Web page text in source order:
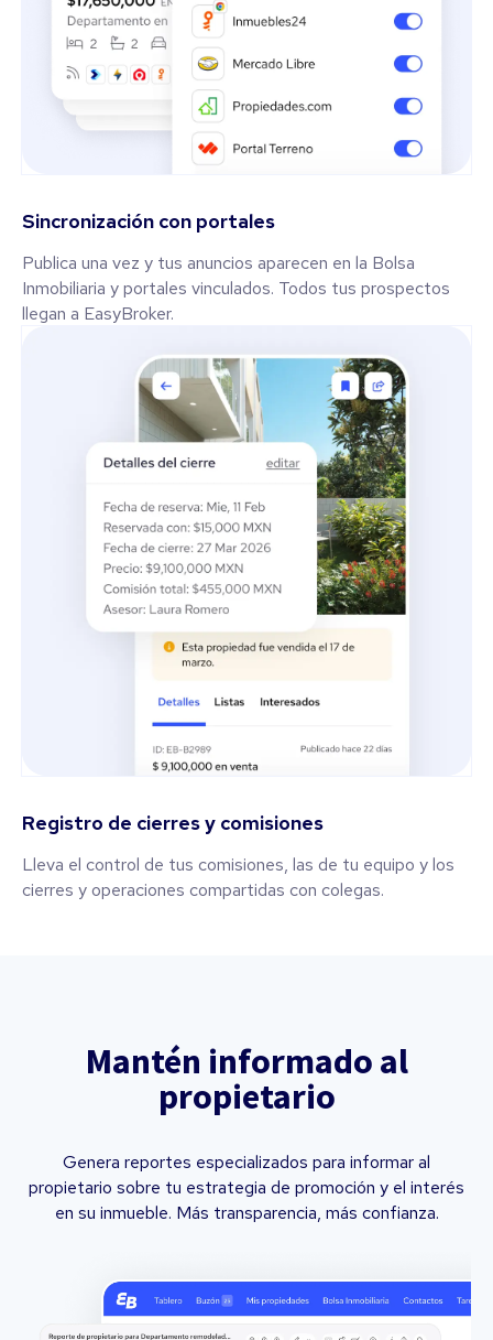
Sincronización con portales
Publica una vez y tus anuncios aparecen en la Bolsa
Inmobiliaria y portales vinculados. Todos tus prospectos
llegan a EasyBroker.
Registro de cierres y comisiones
Lleva el control de tus comisiones, las de tu equipo y los
cierres y operaciones compartidas con colegas.
Mantén informado al
propietario
Genera reportes especializados para informar al
propietario sobre tu estrategia de promoción y el interés
en su inmueble. Más transparencia, más confianza.